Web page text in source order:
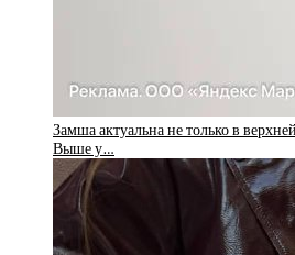
Замша актуальна не только в
Выше у…